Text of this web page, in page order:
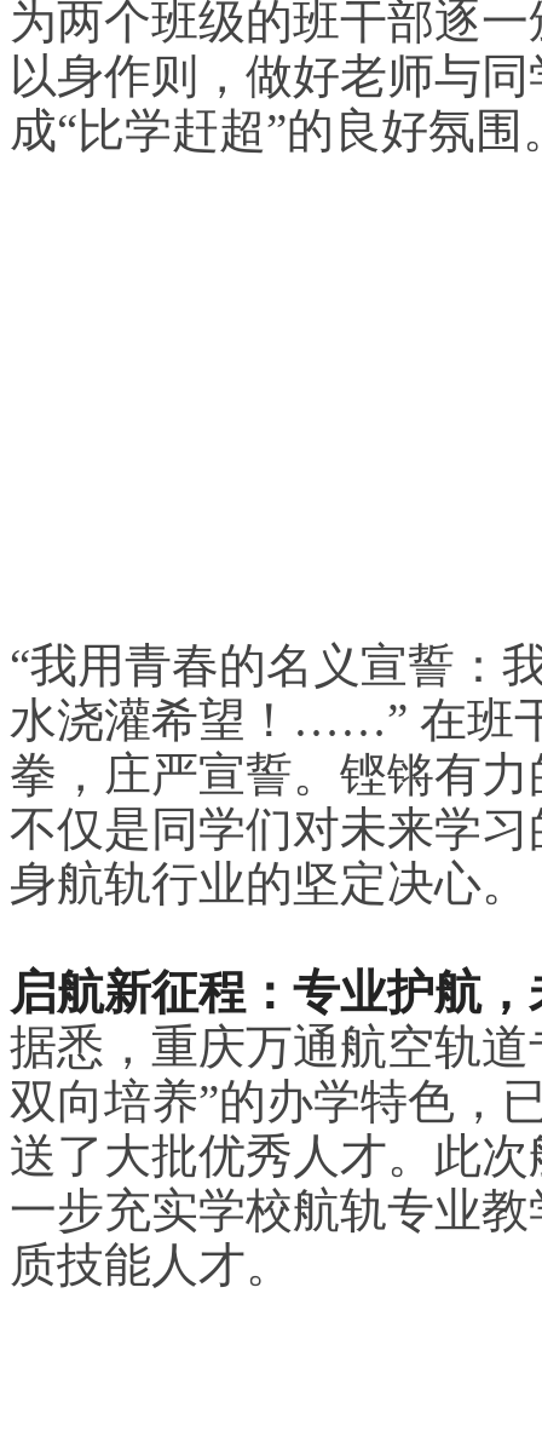
为两个班级的班干部逐
以身作则，做好老师与
成“比学赶超”的良好氛围
“我用青春的名义宣誓：
水浇灌希望！……” 在班
拳，庄严宣誓。铿锵有
不仅是同学们对未来学
身航轨行业的坚定决心。
启航新征程：专业护航
据悉，重庆万通航空轨
双向培养”的办学特色，
送了大批优秀人才。此
一步充实学校航轨专业
质技能人才。